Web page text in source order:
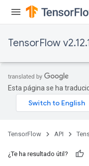
TensorFlow
Esta página se ha
TensorFlow API
¿Te ha resultado útil?